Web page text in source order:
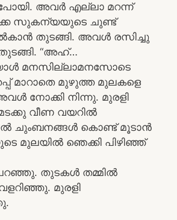
അവർ എല്ലാ മറന്ന്
സുകന്യയുടെ ചുണ്ട്
തുടങ്ങി. അവൾ രസിച്ചു
“അഹ്…
മനസില്ലാമനസോടെ
മാറാതെ മുഴുത്ത മുലകളെ
നോക്കി നിന്നു. മുരളി
വീണ വയറിൽ
ചുംബനങ്ങൾ കൊണ്ട് മൂടാൻ
ഞെക്കി പിഴിഞ്ഞ്
പറഞ്ഞു. തുടകൾ തമ്മിൽ
മുരളി